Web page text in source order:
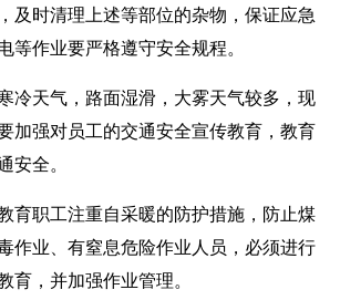
及时清理上述等部位的杂物，保证应急
等作业要严格遵守安全规程。
冷天气，路面湿滑，大雾天气较多，现
加强对员工的交通安全宣传教育，教育
安全。
育职工注重自采暖的防护措施，防止煤
作业、有窒息危险作业人员，必须进行
育，并加强作业管理。